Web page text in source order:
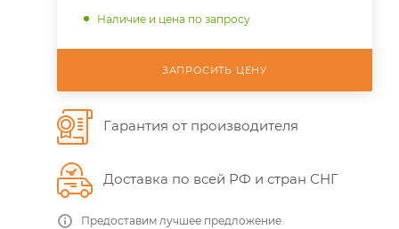
Наличие и цена по запросу
ЗАПРОСИТЬ ЦЕНУ
Гарантия от производителя
Доставка по всей РФ и стран СНГ
Предоставим лучшее предложение